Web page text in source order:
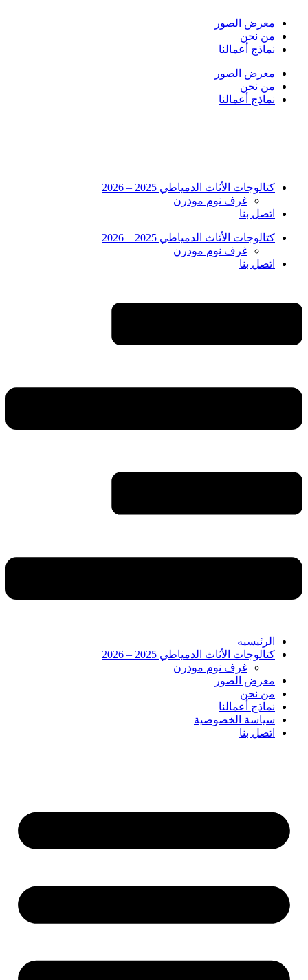
content
معرض الصور
من نحن
نماذج أعمالنا
معرض الصور
من نحن
نماذج أعمالنا
كتالوجات الأثاث الدمياطي 2025 – 2026
غرف نوم مودرن
اتصل بنا
كتالوجات الأثاث الدمياطي 2025 – 2026
غرف نوم مودرن
اتصل بنا
الرئيسيه
كتالوجات الأثاث الدمياطي 2025 – 2026
غرف نوم مودرن
معرض الصور
من نحن
نماذج أعمالنا
سياسة الخصوصية
اتصل بنا